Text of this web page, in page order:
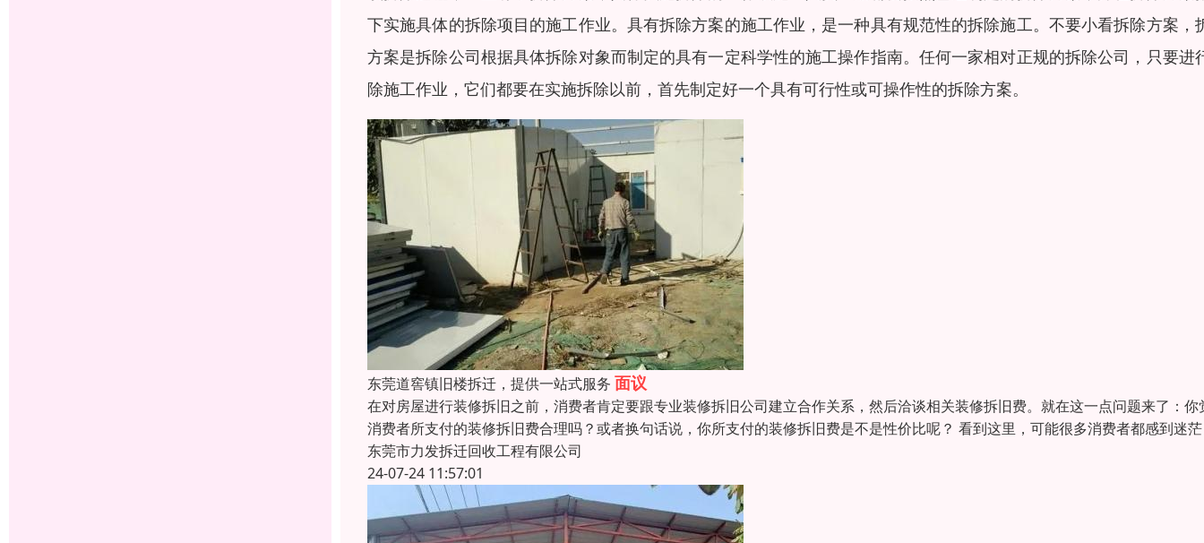
下实施具体的拆除项目的施工作业。具有拆除方案的施工作业，是一种具有规范性的拆除施工。不要小看拆除方案，
方案是拆除公司根据具体拆除对象而制定的具有一定科学性的施工操作指南。任何一家相对正规的拆除公司，只要进
除施工作业，它们都要在实施拆除以前，首先制定好一个具有可行性或可操作性的拆除方案。
东莞道窖镇旧楼拆迁，提供一站式服务 面议
在对房屋进行装修拆旧之前，消费者肯定要跟专业装修拆旧公司建立合作关系，然后洽谈相关装修拆旧费。就在这一点问题来了：你
消费者所支付的装修拆旧费合理吗？或者换句话说，你所支付的装修拆旧费是不是性价比呢？ 看到这里，可能很多消费者都感到迷
东莞市力发拆迁回收工程有限公司
24-07-24 11:57:01